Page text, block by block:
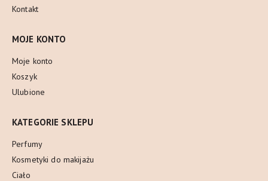
Kontakt
MOJE KONTO
Moje konto
Koszyk
Ulubione
KATEGORIE SKLEPU
Perfumy
Kosmetyki do makijażu
Ciało